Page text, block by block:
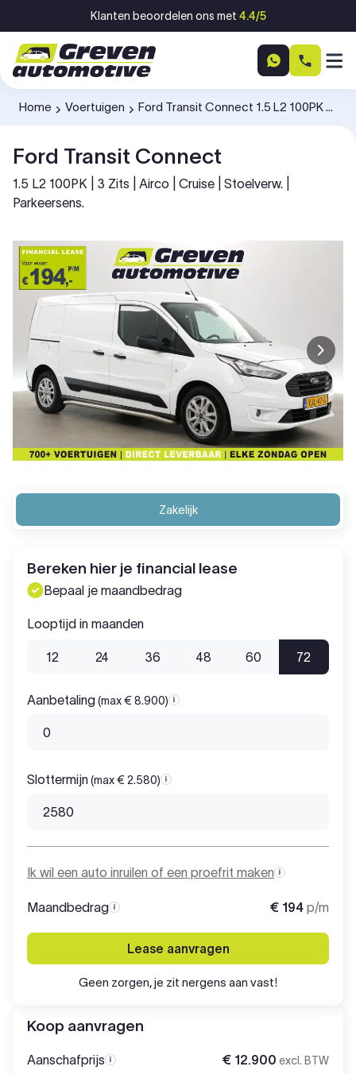
Ga naar inhoudKlanten beoordelen ons met 4.4/5
Home
-
Voertuigen
-
Ford Transit Connect 1.5 L2 100PK VJL47G
Ford Transit Connect
1.5 L2 100PK | 3 Zits | Airco | Cruise | Stoelverw. |
Parkeersens.
Zakelijk
Bereken hier je financial lease
Bepaal je maandbedrag
Looptijd in maanden
12 24 36 48 60 72
Aanbetaling(max € 8.900) Aanbetaling
Slottermijn(max € 2.580) Slottermijn
Ik wil een auto inruilen of een proefrit maken
Maandbedrag Maandbedrag € 194 p/m
Lease aanvragen
Geen zorgen, je zit nergens aan vast!
Koop aanvragen
Aanschafprijs Aanschafprijs € 12.900 excl. BTW